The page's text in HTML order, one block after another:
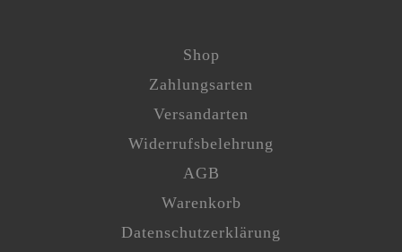
Shop
Zahlungsarten
Versandarten
Widerrufsbelehrung
AGB
Warenkorb
Datenschutzerklärung